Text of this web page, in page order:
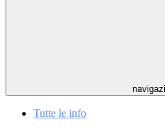
Tutte le info